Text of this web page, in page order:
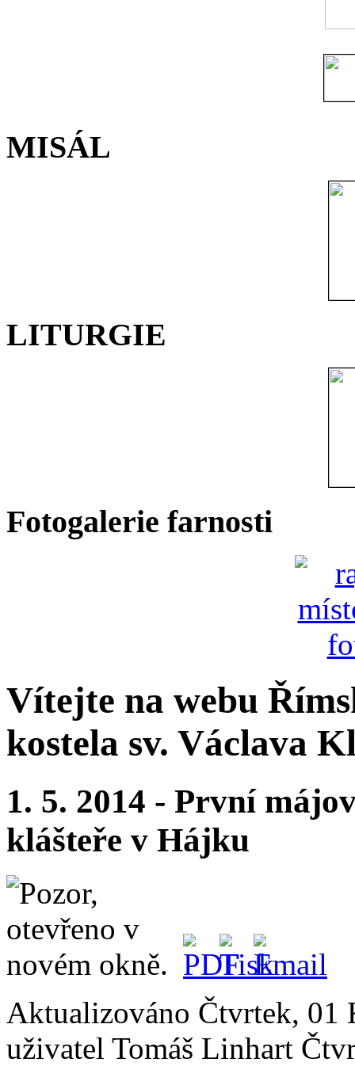
MISÁL
LITURGIE
Fotogalerie farnosti
Vítejte na webu
kostela sv. Václava
1. 5. 2014 - První
klášteře v Hájku
Aktualizováno Čtvrtek, 01
uživatel Tomáš Linhart